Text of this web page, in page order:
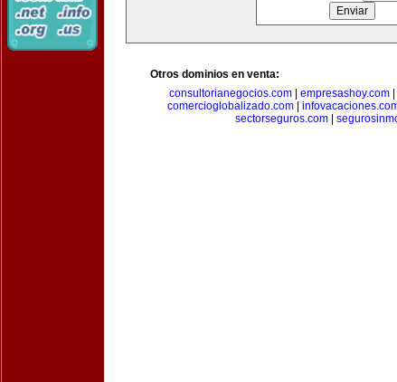
Otros dominios en venta:
consultorianegocios.com
empresashoy.com
comercioglobalizado.com
sectorseguros.com